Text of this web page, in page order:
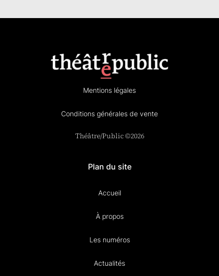
Mentions légales
Conditions générales de vente
Théâtre/Public ©2026
Plan du site
Accueil
À propos
Les numéros
Actualités